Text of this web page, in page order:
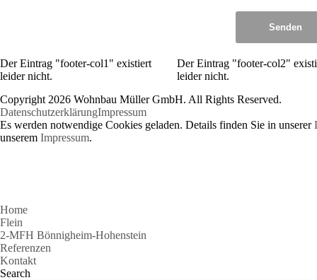
Senden
Der Eintrag "footer-col1" existiert
leider nicht.
Der Eintrag "footer-col2"
leider nicht.
Copyright 2026 Wohnbau Müller GmbH. All Rights Reserved.
DatenschutzerklärungImpressum
Es werden notwendige Cookies geladen. Details finden Sie in unserer
unseremImpressum.
Home
Flein
2-MFH Bönnigheim-Hohenstein
Referenzen
Kontakt
Search